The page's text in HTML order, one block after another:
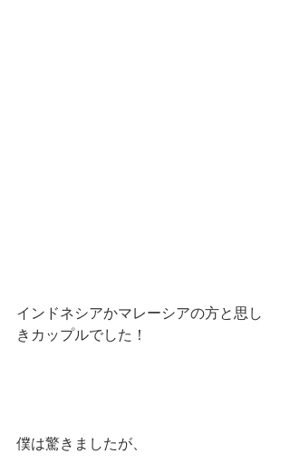
インドネシアかマレーシアの方と思し
きカップルでした！
僕は驚きましたが、